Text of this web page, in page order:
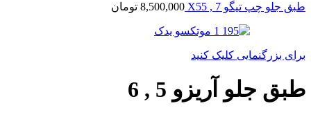
طبق جلو چپ تیگو 7 , X55 8,500,000 تومان
برای بزرگنمایی کلیک کنید
طبق جلو آریزو 5 , 6